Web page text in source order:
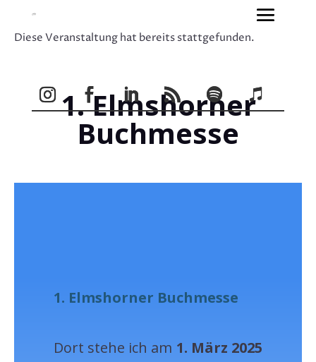
Diese Veranstaltung hat bereits stattgefunden.
1. Elmshorner
Buchmesse
1. Elmshorner Buchmesse
Dort stehe ich am 1. März 2025